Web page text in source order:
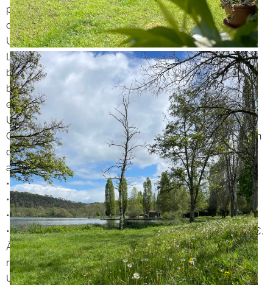
pour accueillir quelques chevaux, une activité artisanale
ou tout autre projet ?
Une opportunité flexible et rare :
Le vendeur propose à l’acquéreur la possibilité de
bénéficier dès à présent de certaines installations et
bâtiments selon vos besoins spécifiques, à définir
ensemble.
Un investissement intelligent :
Ce bien est proposé en viager occupé, avec réserve d’un
droit d’usage et d’habitation au profit d’un homme de 85
ans.
• Valeur estimée du bien : 159 000 €
• Bouquet : 51 130 €
• Rente viagère mensuelle : 671 €
• Frais de notaire estimés sur la valeur occupée : 9 663 €.
À l’extinction du droit d’usage et d’habitation vous
récupérez la pleine propriété du bien.
Un potentiel pour de nombreux projets :